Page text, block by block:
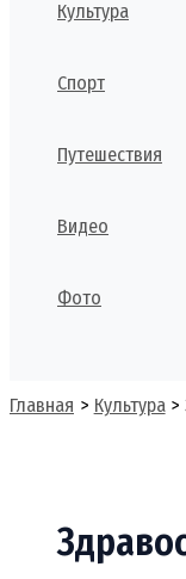
Культура
Спорт
Путешествия
Видео
Фото
Главная Культура